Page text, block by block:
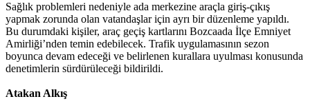
Sağlık problemleri nedeniyle ada merkezine araçla giriş-çıkış
yapmak zorunda olan vatandaşlar için ayrı bir düzenleme yapıldı.
Bu durumdaki kişiler, araç geçiş kartlarını Bozcaada İlçe Emniyet
Amirliği’nden temin edebilecek. Trafik uygulamasının sezon
boyunca devam edeceği ve belirlenen kurallara uyulması konusunda
denetimlerin sürdürüleceği bildirildi.
Atakan Alkış